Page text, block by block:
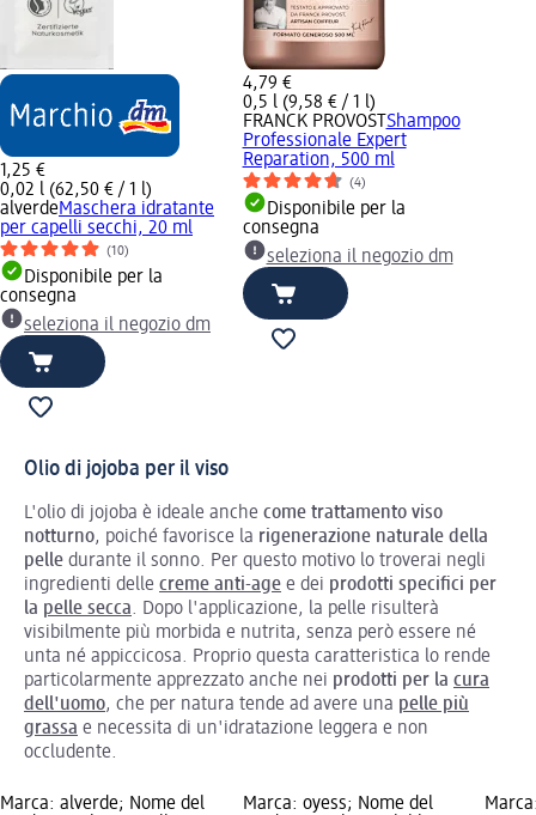
1,25 €
0,02 l (62,50 € / 1 l)
alverdeMaschera idratante
per capelli secchi, 20 ml
(10)
Disponibile per la
consegna
seleziona il negozio dm
4,79 €
0,5 l (9,58 € / 1 l)
FRANCK PROVOST Shampoo
Professionale Expert
Reparation, 500 ml
(4)
Disponibile per la
consegna
seleziona il negozio dm
Olio di jojoba per il viso
L'olio di jojoba è ideale anche come trattamento viso
notturno, poiché favorisce la rigenerazione naturale della
pelle durante il sonno. Per questo motivo lo troverai negli
ingredienti delle creme anti-age e dei prodotti specifici per
la pelle secca. Dopo l'applicazione, la pelle risulterà
visibilmente più morbida e nutrita, senza però essere né
unta né appiccicosa. Proprio questa caratteristica lo rende
particolarmente apprezzato anche nei prodotti per la cura
dell'uomo, che per natura tende ad avere una pelle più
grassa e necessita di un'idratazione leggera e non
occludente.
Marca: alverde; Nome del
Marca: oyess; Nome del